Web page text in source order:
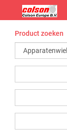
Product zoeken